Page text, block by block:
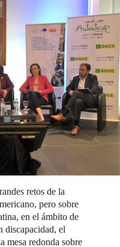
retos de la
pero sobre
en el ámbito de
discapacidad, el
mesa redonda sobre